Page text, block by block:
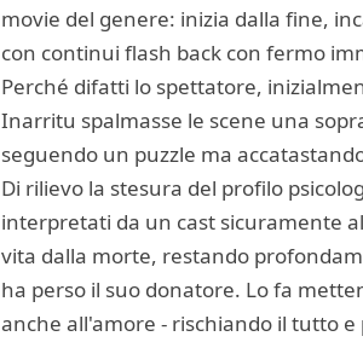
movie del genere: inizia dalla fine,
con continui flash back con fermo
Perché difatti lo spettatore,
Inarritu spalmasse le scene una
seguendo un puzzle ma
Di rilievo la stesura del profilo
interpretati da un cast sicuramente
vita dalla morte, restando
ha perso il suo donatore. Lo fa
anche all'amore - rischiando il tutto